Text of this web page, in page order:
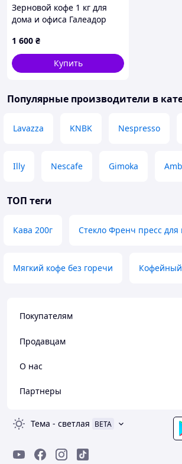
Зерновой кофе 1 кг для
дома и офиса Галеадор
1 600 ₴
Купить
Популярные производители в
Lavazza KNBK Nespresso
Illy Nescafe Gimoka
ТОП теги
Кава 200г Стекло Френч пресс для
Мягкий кофе без горечи
Покупателям
Продавцам
О нас
Партнеры
Тема - светлая BETA